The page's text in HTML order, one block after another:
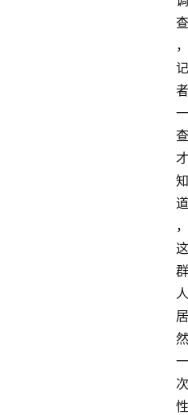
查
，
记
者
一
查
才
知
道
，
这
群
人
居
然
一
次
性